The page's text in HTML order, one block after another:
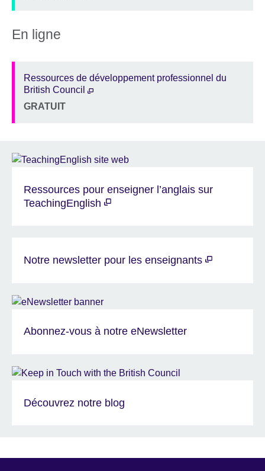
En ligne
Ressources de développement professionnel du
British Council
Description
Lieu
Price
GRATUIT
Ressources pour enseigner l’anglais sur
TeachingEnglish
Notre newsletter pour les enseignants
Abonnez-vous à notre eNewsletter
Découvrez notre blog